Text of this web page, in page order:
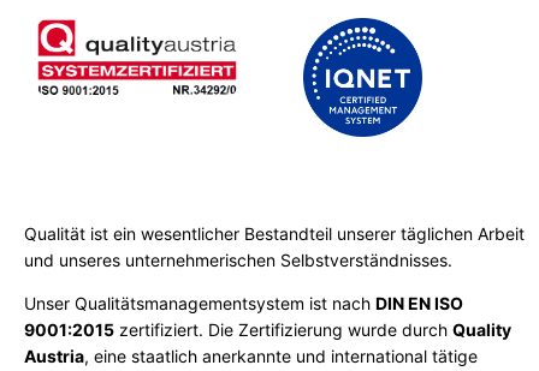
Qualität ist ein wesentlicher Bestandteil unserer täglichen Arbeit
und unseres unternehmerischen Selbstverständnisses.
Unser Qualitätsmanagementsystem ist nach DIN EN ISO
9001:2015 zertifiziert. Die Zertifizierung wurde durch Quality
Austria, eine staatlich anerkannte und international tätige